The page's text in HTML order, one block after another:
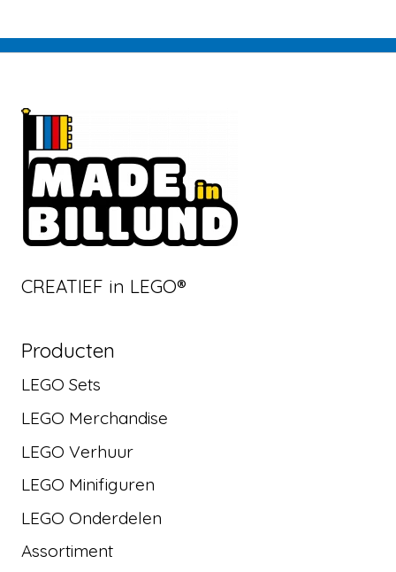
CREATIEF in LEGO®
Producten
LEGO Sets
LEGO Merchandise
LEGO Verhuur
LEGO Minifiguren
LEGO Onderdelen
Assortiment